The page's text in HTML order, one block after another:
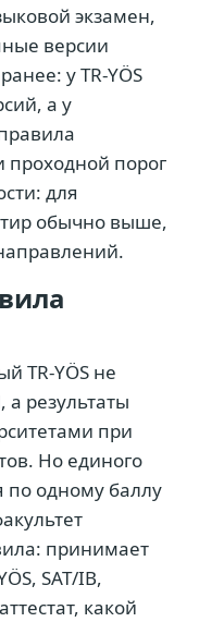
экзамен,
версии
у TR-YÖS
а у
проходной порог
для
обычно выше,
TR-YÖS не
а результаты
при
Но единого
по одному баллу
принимает
SAT/IB,
какой